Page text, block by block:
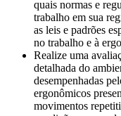
quais normas e
trabalho em sua
as leis e padrões
no trabalho e à
Realize uma
detalhada do
desempenhadas
ergonômicos
movimentos